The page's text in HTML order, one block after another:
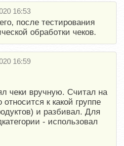
16:53
после тестирования
обработки чеков.
16:59
чеки вручную. Считал на
относится к какой группе
и разбивал. Для
- использовал